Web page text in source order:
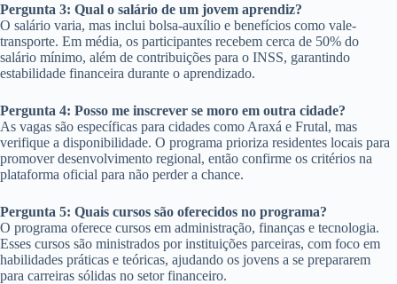
Pergunta 3: Qual o salário de um jovem aprendiz?
O salário varia, mas inclui bolsa-auxílio e benefícios como vale-
transporte. Em média, os participantes recebem cerca de 50% do
salário mínimo, além de contribuições para o INSS, garantindo
estabilidade financeira durante o aprendizado.
Pergunta 4: Posso me inscrever se moro em outra cidade?
As vagas são específicas para cidades como Araxá e Frutal, mas
verifique a disponibilidade. O programa prioriza residentes locais para
promover desenvolvimento regional, então confirme os critérios na
plataforma oficial para não perder a chance.
Pergunta 5: Quais cursos são oferecidos no programa?
O programa oferece cursos em administração, finanças e tecnologia.
Esses cursos são ministrados por instituições parceiras, com foco em
habilidades práticas e teóricas, ajudando os jovens a se prepararem
para carreiras sólidas no setor financeiro.